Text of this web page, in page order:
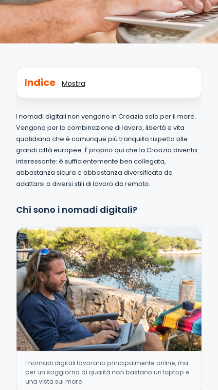
Indice Mostra
I nomadi digitali non vengono in Croazia solo per il mare.
Vengono per la combinazione di lavoro, libertà e vita
quotidiana che è comunque più tranquilla rispetto alle
grandi città europee. È proprio qui che la Croazia diventa
interessante: è sufficientemente ben collegata,
abbastanza sicura e abbastanza diversificata da
adattarsi a diversi stili di lavoro da remoto.
Chi sono i nomadi digitali?
I nomadi digitali lavorano principalmente online, ma
per un soggiorno di qualità non bastano un laptop e
una vista sul mare.